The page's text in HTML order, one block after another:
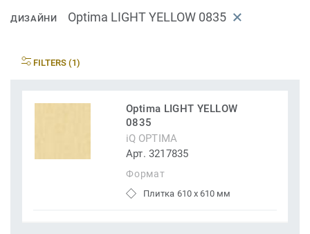
ДИЗАЙНИ Optima LIGHT YELLOW 0835
FILTERS (1)
Optima LIGHT YELLOW
0835
iQ OPTIMA
Арт. 3217835
Формат
Плитка 610 x 610 мм